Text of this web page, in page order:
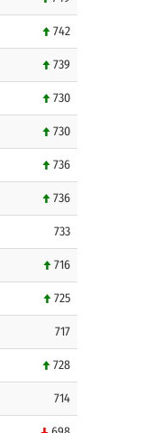
742
739
730
730
736
736
733
716
725
717
728
714